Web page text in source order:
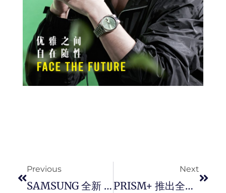
Previous
SAMSUNG 全新 Galaxy A57 5G 首度導入 ESIM 與超快充 ，強大功能搶攻夜拍族群。
Next
PRISM+ 推出全新 PureFresh TMF 系列冰箱， 主打大容量与高性价比，12 年保固 、优化能耗，提升食材保鲜效果。